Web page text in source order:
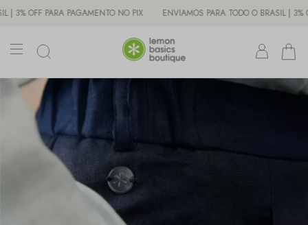
PARA PAGAMENTO NO PIX ENVIAMOS PARA TODO O BRASIL | 3% OFF